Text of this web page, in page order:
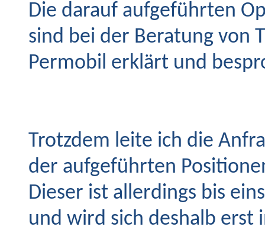
Die darauf aufgeführten
sind bei der Beratung von
Permobil erklärt und
Trotzdem leite ich die
der aufgeführten
Dieser ist allerdings bis
und wird sich deshalb erst